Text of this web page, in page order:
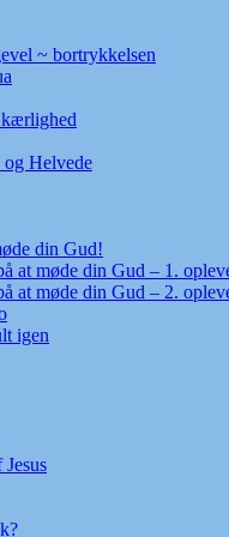
~ bortrykkelsen
og Helvede
din Gud!
at møde din Gud – 1.
at møde din Gud – 2.
igen